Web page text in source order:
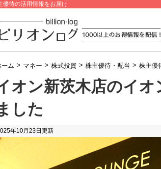
優待の活用情報をお届け
ーム > マネー > 株式投資 > 株主優待・配当 > 株主優
オン新茨木店のイ
した
年10月23日 更新